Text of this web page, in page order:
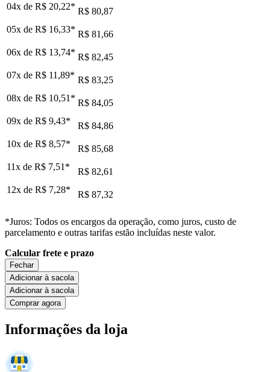
04x de R$ 20,22* R$ 80,87
05x de R$ 16,33* R$ 81,66
06x de R$ 13,74* R$ 82,45
07x de R$ 11,89* R$ 83,25
08x de R$ 10,51 * R$ 84,05
09x de R$ 9,43*
R$ 84,86
10x de R$ 8,57*
R$ 85,68
11x de R$ 7,51 *
R$ 82,61
12x de R$ 7,28* R$ 87,32
*Juros: Todos os encargos da operação, como juros, custo de
parcelamento e outras tarifas estão incluídas neste valor.
Calcular frete e prazo
Fechar
Adicionar à sacola
Adicionar à sacola
Comprar agora
Informações da loja